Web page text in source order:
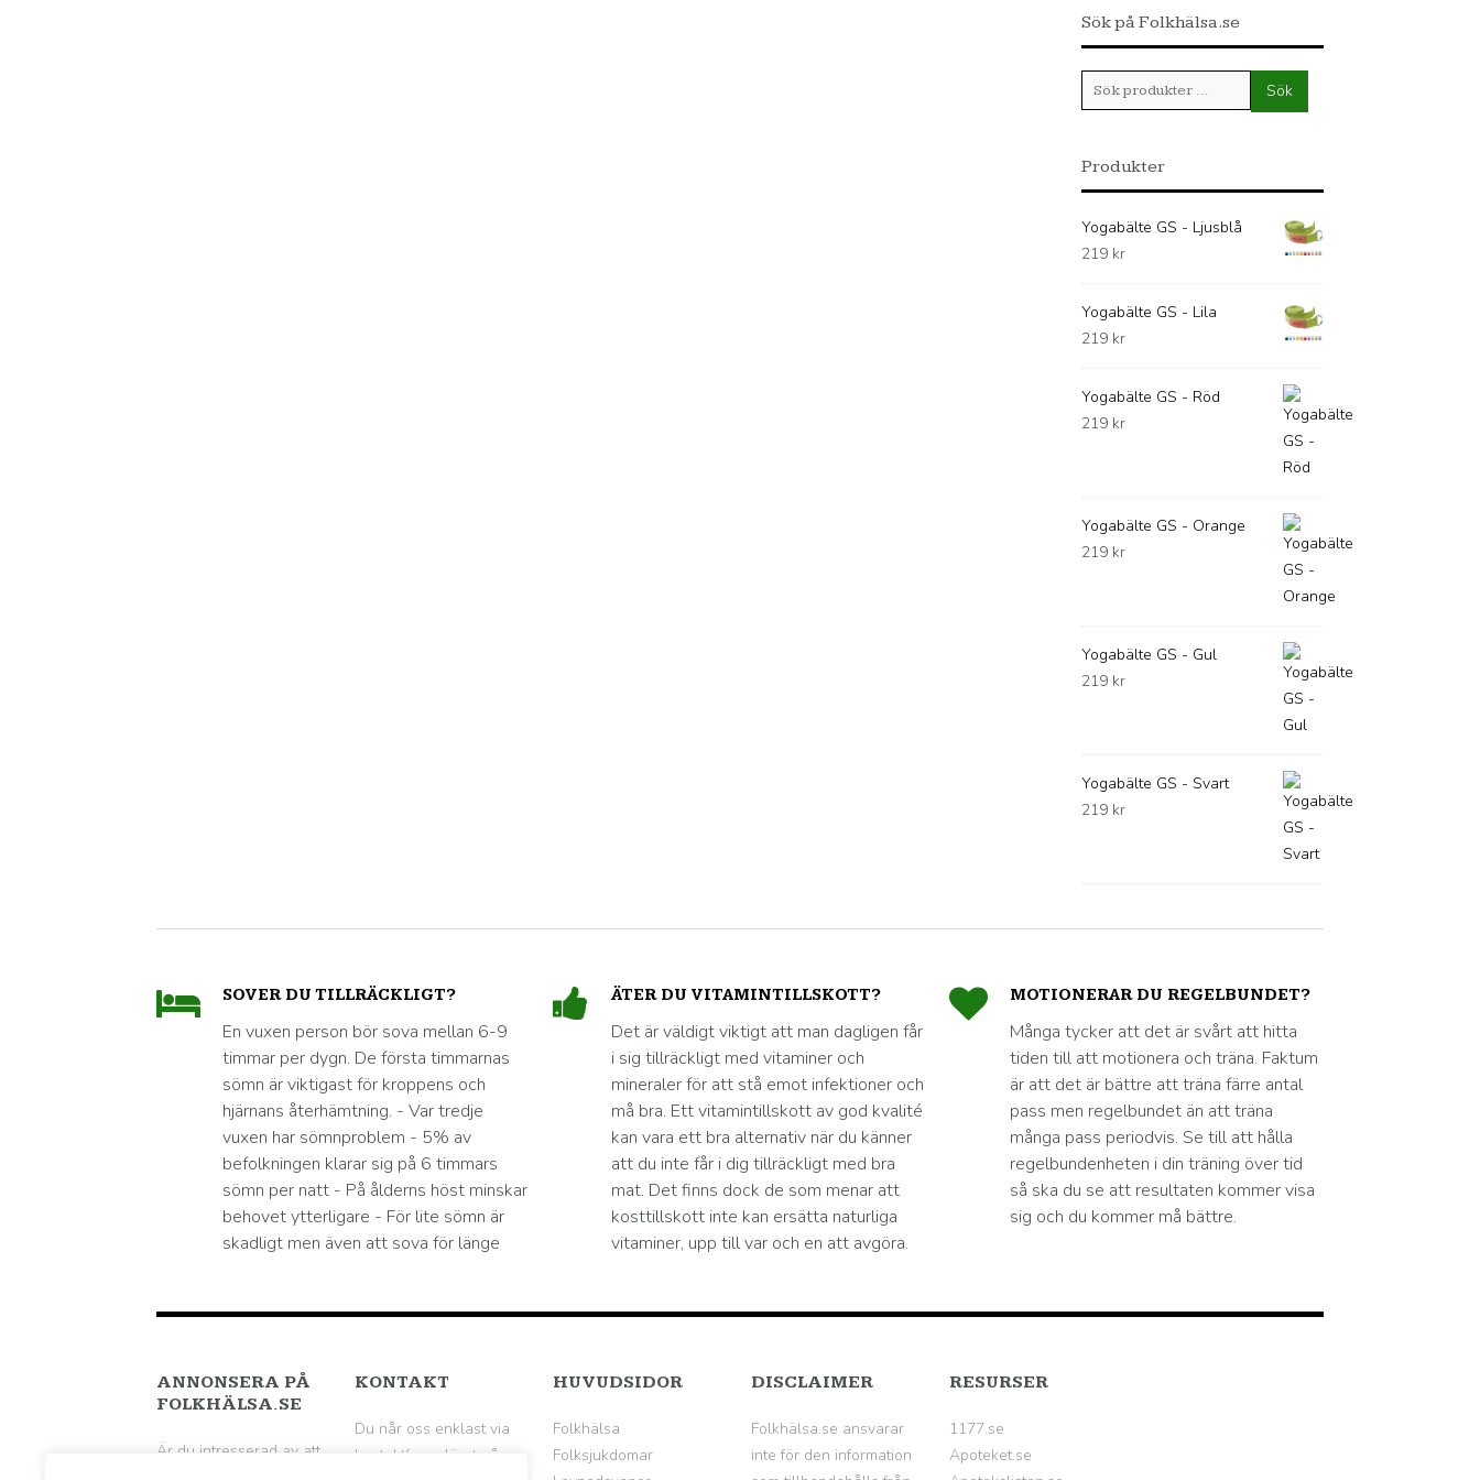
Sök på Folkhälsa.se
Sök
efter:
Sök
Produkter
Yogabälte GS - Ljusblå
219 kr
Yogabälte GS - Lila
219 kr
Yogabälte GS - Röd
219 kr
Yogabälte GS - Orange
219 kr
Yogabälte GS - Gul
219 kr
Yogabälte GS - Svart
219 kr
SOVER DU TILLRÄCKLIGT?
En vuxen person bör sova mellan 6-9
timmar per dygn. De första timmarnas
sömn är viktigast för kroppens och
hjärnans återhämtning. - Var tredje
vuxen har sömnproblem - 5% av
befolkningen klarar sig på 6 timmars
sömn per natt - På ålderns höst minskar
behovet ytterligare - För lite sömn är
skadligt men även att sova för länge
ÄTER DU VITAMINTILLSKOTT?
Det är väldigt viktigt att man dagligen får
i sig tillräckligt med vitaminer och
mineraler för att stå emot infektioner och
må bra. Ett vitamintillskott av god kvalité
kan vara ett bra alternativ när du känner
att du inte får i dig tillräckligt med bra
mat. Det finns dock de som menar att
kosttillskott inte kan ersätta naturliga
vitaminer, upp till var och en att avgöra.
MOTIONERAR DU REGELBUNDET?
Många tycker att det är svårt att hitta
tiden till att motionera och träna. Faktum
är att det är bättre att träna färre antal
pass men regelbundet än att träna
många pass periodvis. Se till att hålla
regelbundenheten i din träning över tid
så ska du se att resultaten kommer visa
sig och du kommer må bättre.
ANNONSERA PÅ
FOLKHÄLSA.SE
Är du intresserad av att
KONTAKT
Du når oss enklast via
kontaktformuläret på
HUVUDSIDOR
Folkhälsa
Folksjukdomar
DISCLAIMER
Folkhälsa.se ansvarar
inte för den information
RESURSER
1177.se
Apoteket.se